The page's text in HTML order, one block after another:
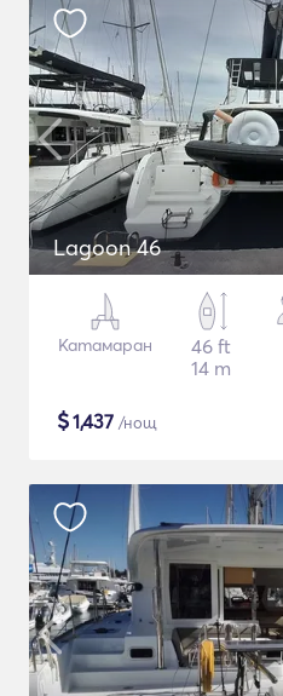
Lagoon 46
Катамаран
46 ft
14 m
$1,437 /нощ